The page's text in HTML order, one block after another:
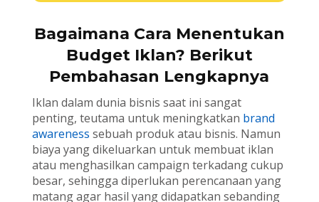
Bagaimana Cara Menentukan
Budget Iklan? Berikut
Pembahasan Lengkapnya
Iklan dalam dunia bisnis saat ini sangat
penting, teutama untuk meningkatkan brand
awareness sebuah produk atau bisnis. Namun
biaya yang dikeluarkan untuk membuat iklan
atau menghasilkan campaign terkadang cukup
besar, sehingga diperlukan perencanaan yang
matang agar hasil yang didapatkan sebanding